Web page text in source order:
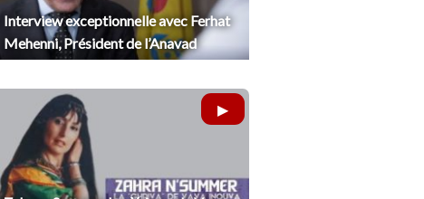
Interview exceptionnelle avec Ferhat
Mehenni, Président de l’Anavad